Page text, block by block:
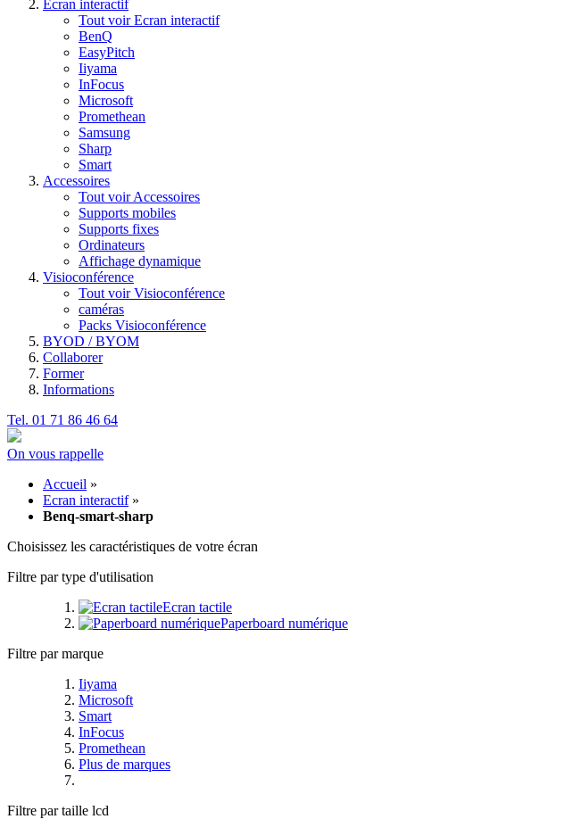
Ecran interactif
Tout voir Ecran interactif
BenQ
EasyPitch
Iiyama
InFocus
Microsoft
Promethean
Samsung
Sharp
Smart
Accessoires
Tout voir Accessoires
Supports mobiles
Supports fixes
Ordinateurs
Affichage dynamique
Visioconférence
Tout voir Visioconférence
caméras
Packs Visioconférence
BYOD / BYOM
Collaborer
Former
Informations
Tel. 01 71 86 46 64
On vous rappelle
Accueil »
Ecran interactif »
Benq-smart-sharp
Choisissez les caractéristiques de votre écran
Filtre par type d'utilisation
Ecran tactile
Paperboard numérique
Filtre par marque
Iiyama
Microsoft
Smart
InFocus
Promethean
Plus de marques
Filtre par taille lcd